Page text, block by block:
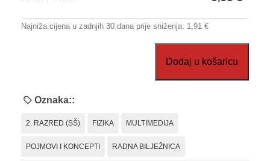
Najniža cijena u zadnjih 30 dana prije sniženja: 1,91 €
pojmovi
radna
bilježnica
Dodaj u košaricu
Oznaka::
2. RAZRED (SŠ) FIZIKA MULTIMEDIJA
POJMOVI I KONCEPTI RADNA BILJEŽNICA